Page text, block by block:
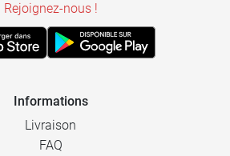
Rejoignez-nous !
Informations
Livraison
FAQ